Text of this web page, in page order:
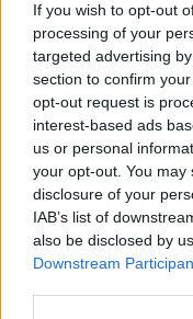
If you wish to opt-out
processing of your
targeted advertising
section to confirm
opt-out request is
interest-based ads
us or personal
your opt-out. You
disclosure of your
IAB’s list of
also be disclosed by
Downstream